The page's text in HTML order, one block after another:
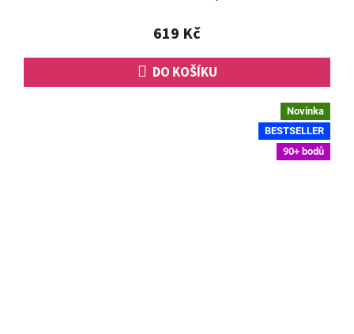
619 Kč
DO KOŠÍKU
Novinka
BESTSELLER
90+ bodů